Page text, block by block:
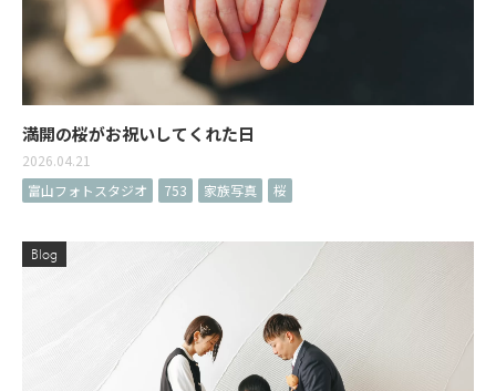
満開の桜がお祝いしてくれた日
2026.04.21
富山フォトスタジオ
753 家族写真 桜
Blog